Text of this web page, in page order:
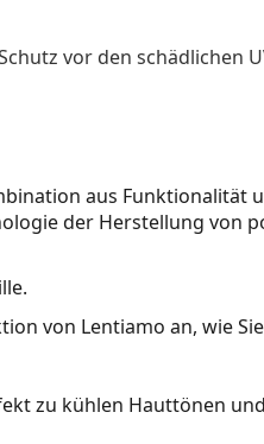
vor den schädlichen
aus Funktionalität
der Herstellung von
von Lentiamo an, wie
zu kühlen Hauttönen